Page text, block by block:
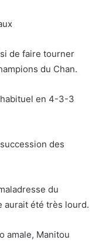
de faire tourner
du Chan.
habituel en 4-3-3
des
du
aurait été très lourd.
amale, Manitou